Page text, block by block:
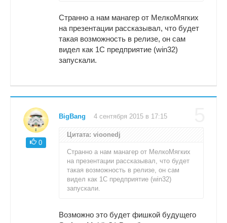
Странно а нам манагер от МелкоМягких
на презентации рассказывал, что будет
такая возможность в релизе, он сам
видел как 1С предприятие (win32)
запускали.
0
BigBang 4 сентября 2015 в 17:15
Цитата: vioonedj
Странно а нам манагер от МелкоМягких
на презентации рассказывал, что будет
такая возможность в релизе, он сам
видел как 1С предприятие (win32)
запускали.
Возможно это будет фишкой будущего